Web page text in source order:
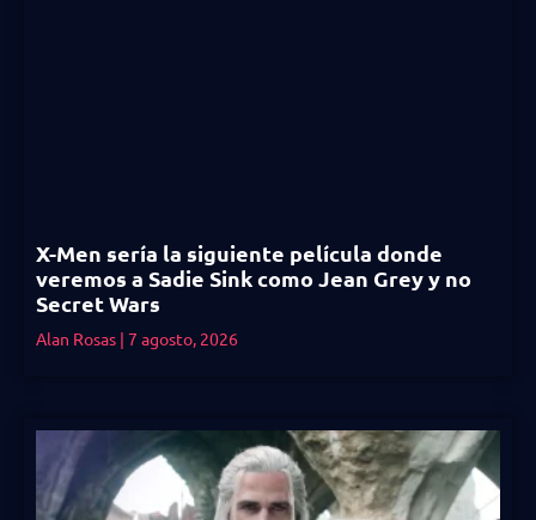
X-Men sería la siguiente película donde
veremos a Sadie Sink como Jean Grey y no
Secret Wars
Alan Rosas 7 agosto, 2026